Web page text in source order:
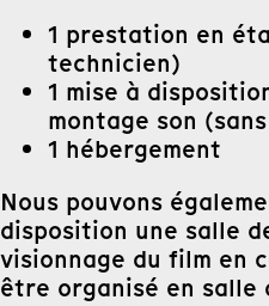
1 prestation en
technicien)
1 mise à
montage son
1 hébergement
Nous pouvons
disposition une salle
visionnage du film en
être organisé en salle